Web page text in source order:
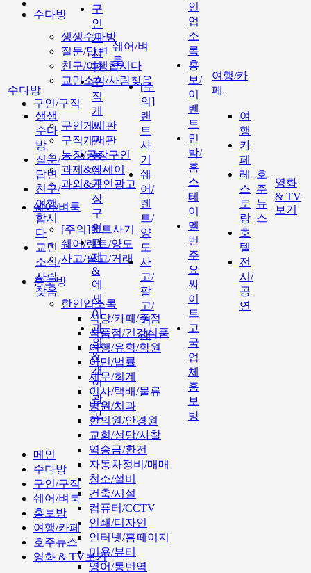
수다방
생생수다방
질문/답변
친구/여행합시다
교민소식/사람찾음
구인/구직
구인게시판
구직게시판
농장/공장구인
과제&에세이
과외&개인광고
쉐어/벼룩
[주의]랜트사기
쉐어/렌트/양도
사고/팔고/거래
홍보방
한인업소록
식당/카페/주점
식품점/건강식품
여행/유학/학원
이민/법률
세무/회계
이사/택배/물류
병원/치과
한의원/안경원
교회/성당/사찰
역송금/환전
자동차정비/매매
청소/설비
건축/시설
컴퓨터/CCTV
인쇄/디자인
인터넷/홈페이지
미용/뷰티
영어/통번역
수다방
생생
수다
방
질문/
답변
친구/
여행
합시
다
교민
소식/
사람
찾음
구
인
게
시
판
구
직
게
시
판
농
장/
공
장
구
인
과
제
&
에
세
이
과
외
&
개
인
광
고
쉐어/벼
룩
[주
의]
랜
트
사
기
쉐
어/
렌
트/
양
도
사
고/
팔
고/
거
래
인
업
소
록
홍
보/
이
벤
트
민
박/
홈
스
테
이
멜
번
주
요
싸
이
트
고
국
업
체
홍
보
방
여행/카
페
여
행
카
페
레
스
토
랑
호
텔
전
시/
공
연
호
주
뉴
스
영화
& TV
보기
메인
수다방
구인/구직
쉐어/벼룩
홍보방
여행/카페
호주뉴스
영화 & TV보기